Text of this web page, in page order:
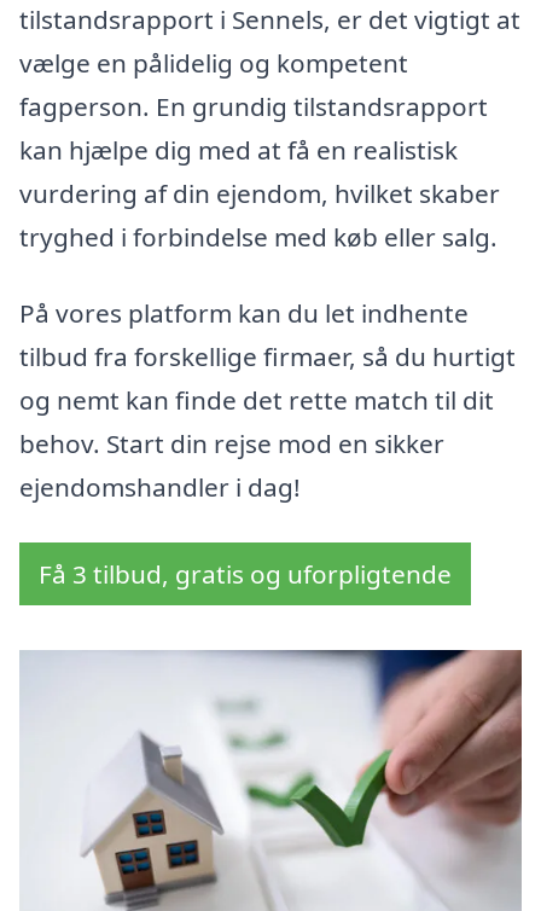
tilstandsrapport i Sennels, er det vigtigt at
vælge en pålidelig og kompetent
fagperson. En grundig tilstandsrapport
kan hjælpe dig med at få en realistisk
vurdering af din ejendom, hvilket skaber
tryghed i forbindelse med køb eller salg.
På vores platform kan du let indhente
tilbud fra forskellige firmaer, så du hurtigt
og nemt kan finde det rette match til dit
behov. Start din rejse mod en sikker
ejendomshandler i dag!
Få 3 tilbud, gratis og uforpligtende